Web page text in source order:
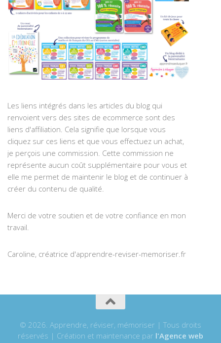
Les liens intégrés dans les articles du blog qui
renvoient vers des sites de ecommerce sont des
liens d'affiliation. Cela signifie que lorsque vous
cliquez sur ces liens et que vous effectuez un achat,
je perçois une commission. Cette commission ne
représente aucun coût supplémentaire pour vous et
elle me permet de maintenir le blog et de continuer à
créer du contenu de qualité.
Merci de votre soutien et de votre confiance en mon
travail.
Caroline, créatrice d'apprendre-reviser-memoriser.fr
© 2026. Apprendre, réviser, mémoriser | Tous droits
réservés | Création et maintenance par l'Agence web